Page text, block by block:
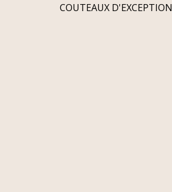
COUTEAUX D'EXCEPTION